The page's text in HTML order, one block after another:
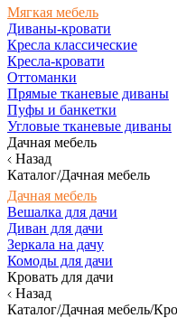
Мягкая мебель
Диваны-кровати
Кресла классические
Кресла-кровати
Оттоманки
Прямые тканевые диваны
Пуфы и банкетки
Угловые тканевые диваны
Дачная мебель
Назад
Каталог/Дачная мебель
Дачная мебель
Вешалка для дачи
Диван для дачи
Зеркала на дачу
Комоды для дачи
Кровать для дачи
Назад
Каталог/Дачная мебель/